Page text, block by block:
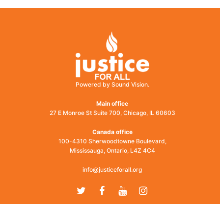
Powered by Sound Vision.
Main office
27 E Monroe St Suite 700, Chicago, IL 60603
Canada office
100-4310 Sherwoodtowne Boulevard,
Mississauga, Ontario, L4Z 4C4
info@justiceforall.org
TwitterFacebook
YoutubeInstagram